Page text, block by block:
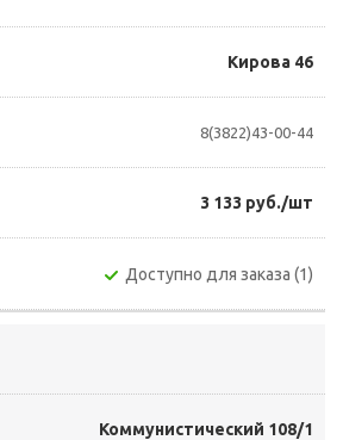
Кирова 46
8(3822)43-00-44
3 133 руб./шт
Доступно для заказа (1)
Коммунистический 108/1